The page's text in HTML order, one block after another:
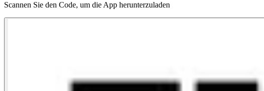
Scannen Sie den Code, um die App herunterzuladen